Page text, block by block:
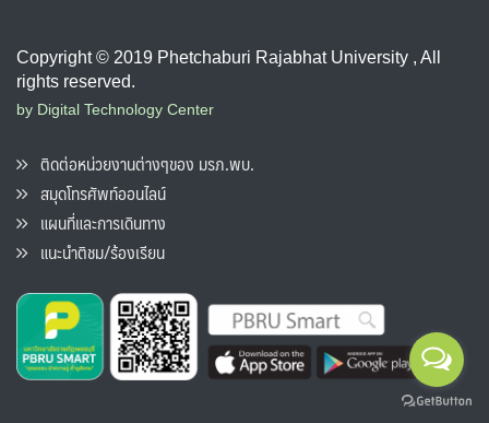
Copyright © 2019 Phetchaburi Rajabhat University , All
rights reserved.
by Digital Technology Center
ติดต่อหน่วยงานต่างๆของ มรภ.พบ.
สมุดโทรศัพท์ออนไลน์
แผนที่และการเดินทาง
แนะนำติชม/ร้องเรียน